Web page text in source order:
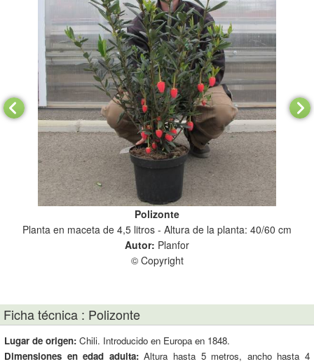
Polizonte
Planta en maceta de 4,5 litros - Altura de la planta: 40/60 cm
Autor: Planfor
© Copyright
Ficha técnica : Polizonte
Lugar de origen: Chili. Introducido en Europa en 1848.
Dimensiones en edad adulta:Altura hasta 5 metros, ancho hasta 4